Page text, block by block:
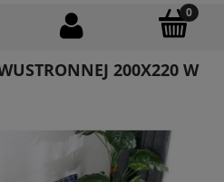
200X220 W